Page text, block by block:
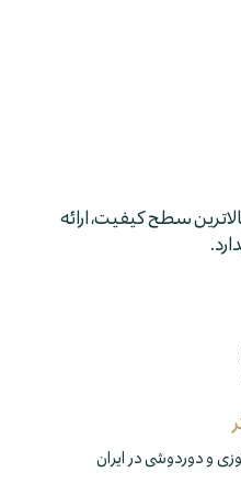
سطح كيفيت، ارائه
و دوردوشی در ایران